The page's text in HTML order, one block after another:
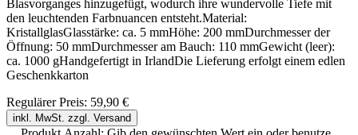
Blasvorganges hinzugefügt, wodurch ihre wundervolle Tiefe mit
den leuchtenden Farbnuancen entsteht.Material:
KristallglasGlasstärke: ca. 5 mmHöhe: 200 mmDurchmesser der
Öffnung: 50 mmDurchmesser am Bauch: 110 mmGewicht (leer):
ca. 1000 gHandgefertigt in IrlandDie Lieferung erfolgt einem edlen
Geschenkkarton
Regulärer Preis: 59,90 €
inkl. MwSt. zzgl. Versand